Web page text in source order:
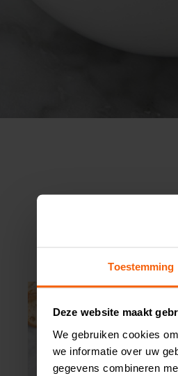
Toestemming
Deze website maakt
We gebruiken cookies
we informatie over uw
gegevens combineren